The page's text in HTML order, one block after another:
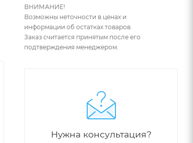
ВНИМАНИЕ!
Возможны неточности в ценах и
информации об остатках товаров.
Заказ считается принятым после его
подтверждения менеджером.
Нужна консультация?